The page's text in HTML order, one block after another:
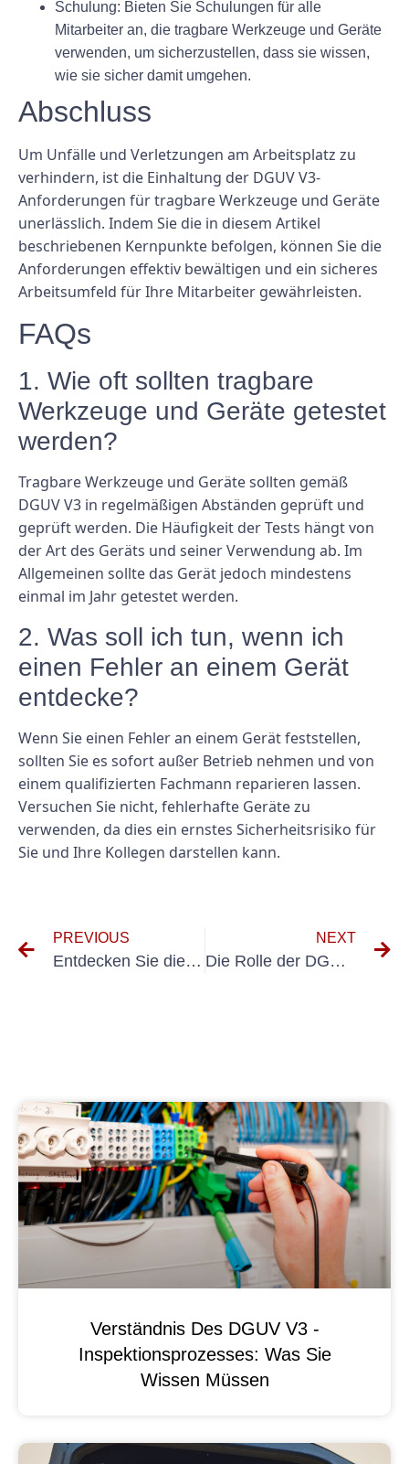
Schulung: Bieten Sie Schulungen für alle
Mitarbeiter an, die tragbare Werkzeuge und Geräte
verwenden, um sicherzustellen, dass sie wissen,
wie sie sicher damit umgehen.
Abschluss
Um Unfälle und Verletzungen am Arbeitsplatz zu
verhindern, ist die Einhaltung der DGUV V3-
Anforderungen für tragbare Werkzeuge und Geräte
unerlässlich. Indem Sie die in diesem Artikel
beschriebenen Kernpunkte befolgen, können Sie die
Anforderungen effektiv bewältigen und ein sicheres
Arbeitsumfeld für Ihre Mitarbeiter gewährleisten.
FAQs
1. Wie oft sollten tragbare
Werkzeuge und Geräte getestet
werden?
Tragbare Werkzeuge und Geräte sollten gemäß
DGUV V3 in regelmäßigen Abständen geprüft und
geprüft werden. Die Häufigkeit der Tests hängt von
der Art des Geräts und seiner Verwendung ab. Im
Allgemeinen sollte das Gerät jedoch mindestens
einmal im Jahr getestet werden.
2. Was soll ich tun, wenn ich
einen Fehler an einem Gerät
entdecke?
Wenn Sie einen Fehler an einem Gerät feststellen,
sollten Sie es sofort außer Betrieb nehmen und von
einem qualifizierten Fachmann reparieren lassen.
Versuchen Sie nicht, fehlerhafte Geräte zu
verwenden, da dies ein ernstes Sicherheitsrisiko für
Sie und Ihre Kollegen darstellen kann.
PREVIOUS
Entdecken Sie die Geheimnisse von 0100 600: Wie Sie seine positive Energie nutzen können
NEXT
Die Rolle der DGUV-Prüfung bei der Vermeidung elektrischer Gefahren am Arbeitsplatz
Verständnis Des DGUV V3 -
Inspektionsprozesses: Was Sie
Wissen Müssen